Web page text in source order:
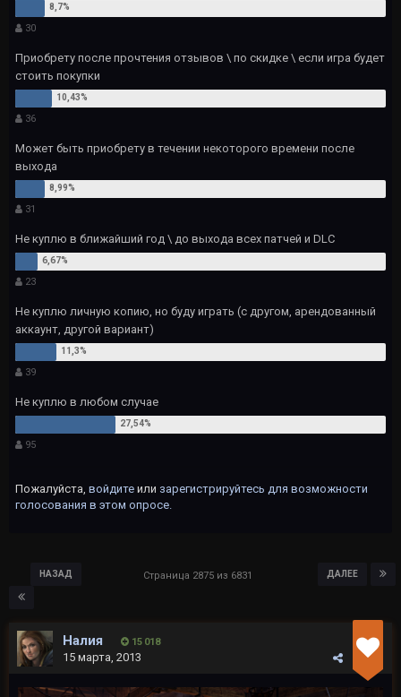
30
Приобрету после прочтения отзывов \ по скидке \ если игра будет
стоить покупки
36
Может быть приобрету в течении некоторого времени после
выхода
31
Не куплю в ближайший год \ до выхода всех патчей и DLC
23
Не куплю личную копию, но буду играть (с другом, арендованный
аккаунт, другой вариант)
39
Не куплю в любом случае
95
Пожалуйста, войдите или зарегистрируйтесь для возможности
голосования в этом опросе.
НАЗАД ДАЛЕЕ
Страница 2875 из 6831
Налия 15 018
15 марта, 2013